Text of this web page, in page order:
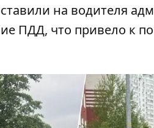
на водителя
ПДД, что привело к